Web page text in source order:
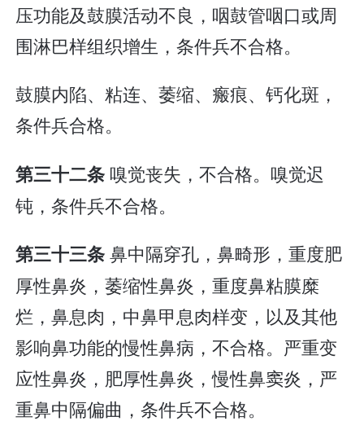
压功能及鼓膜活动不良，咽鼓管咽口或周
围淋巴样组织增生，条件兵不合格。
鼓膜内陷、粘连、萎缩、瘢痕、钙化斑，
条件兵合格。
第三十二条 嗅觉丧失，不合格。嗅觉迟
钝，条件兵不合格。
第三十三条鼻中隔穿孔，鼻畸形，重度肥
厚性鼻炎，萎缩性鼻炎，重度鼻粘膜糜
烂，鼻息肉，中鼻甲息肉样变，以及其他
影响鼻功能的慢性鼻病，不合格。严重变
应性鼻炎，肥厚性鼻炎，慢性鼻窦炎，严
重鼻中隔偏曲，条件兵不合格。